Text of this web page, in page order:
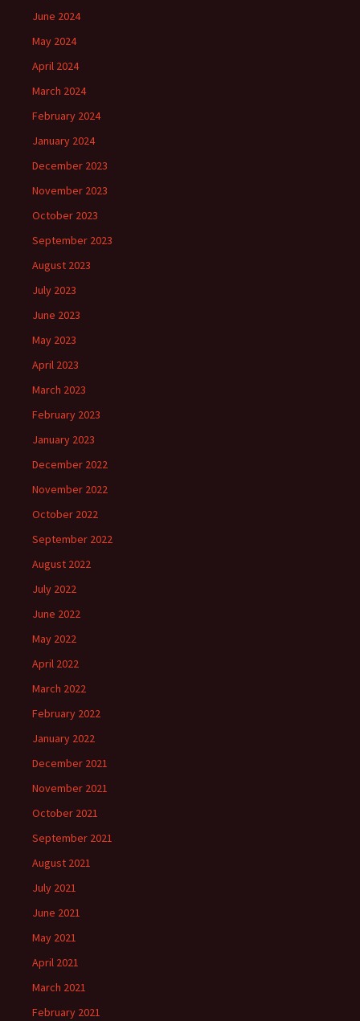
June 2024
May 2024
April 2024
March 2024
February 2024
January 2024
December 2023
November 2023
October 2023
September 2023
August 2023
July 2023
June 2023
May 2023
April 2023
March 2023
February 2023
January 2023
December 2022
November 2022
October 2022
September 2022
August 2022
July 2022
June 2022
May 2022
April 2022
March 2022
February 2022
January 2022
December 2021
November 2021
October 2021
September 2021
August 2021
July 2021
June 2021
May 2021
April 2021
March 2021
February 2021